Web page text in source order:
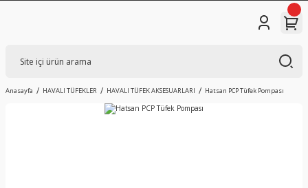
Anasayfa HAVALI TÜFEKLER HAVALI TÜFEK AKSESUARLARI Hatsan PCP Tüfek Pompası